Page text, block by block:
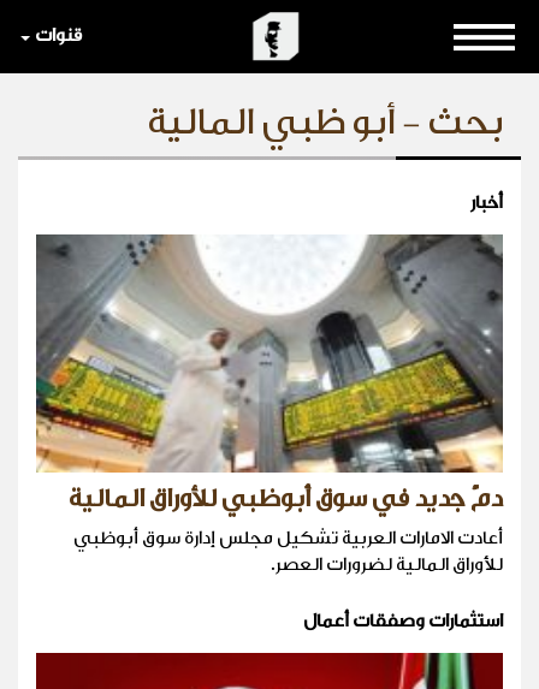
قنوات
بحث - أبو ظبي المالية
أخبار
دمٌ جديد في سوق أبوظبي للأوراق المالية
أعادت الامارات العربية تشكيل مجلس إدارة سوق أبوظبي
للأوراق المالية لضرورات العصر.
استثمارات وصفقات أعمال